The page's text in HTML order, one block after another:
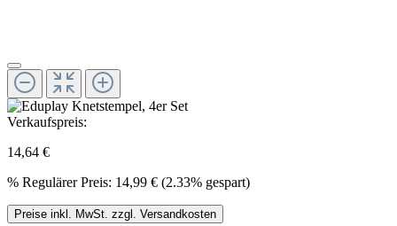
Verkaufspreis:
14,64 €
% Regulärer Preis: 14,99 € (2.33% gespart)
Preise inkl. MwSt. zzgl. Versandkosten